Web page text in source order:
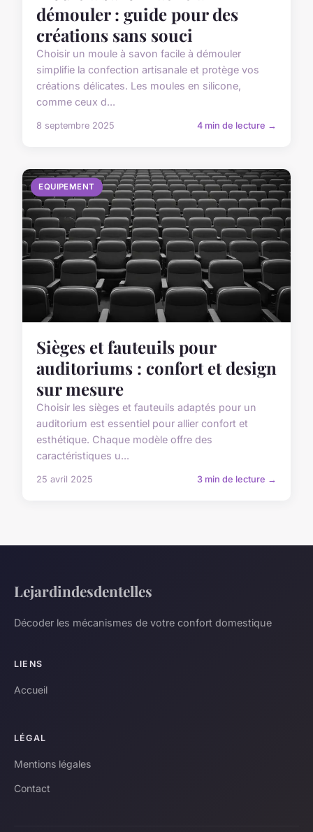
démouler : guide pour des
créations sans souci
Choisir un moule à savon facile à démouler
simplifie la confection artisanale et protège vos
créations délicates. Les moules en silicone,
comme ceux d...
8 septembre 2025 4 min de lecture →
EQUIPEMENT
Sièges et fauteuils pour
auditoriums : confort et design
sur mesure
Choisir les sièges et fauteuils adaptés pour un
auditorium est essentiel pour allier confort et
esthétique. Chaque modèle offre des
caractéristiques u...
25 avril 2025 3 min de lecture →
Lejardindesdentelles
Décoder les mécanismes de votre confort domestique
LIENS
Accueil
LÉGAL
Mentions légales
Contact